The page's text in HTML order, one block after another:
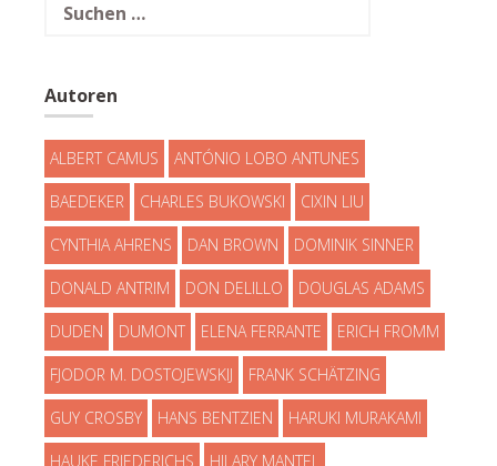
nach:
Autoren
ALBERT CAMUS ANTÓNIO LOBO ANTUNES
BAEDEKER CHARLES BUKOWSKI CIXIN LIU
CYNTHIA AHRENS DAN BROWN DOMINIK SINNER
DONALD ANTRIM DON DELILLO DOUGLAS ADAMS
DUDEN DUMONT ELENA FERRANTE ERICH FROMM
FJODOR M. DOSTOJEWSKIJ FRANK SCHÄTZING
GUY CROSBY HANS BENTZIEN HARUKI MURAKAMI
HAUKE FRIEDERICHS HILARY MANTEL